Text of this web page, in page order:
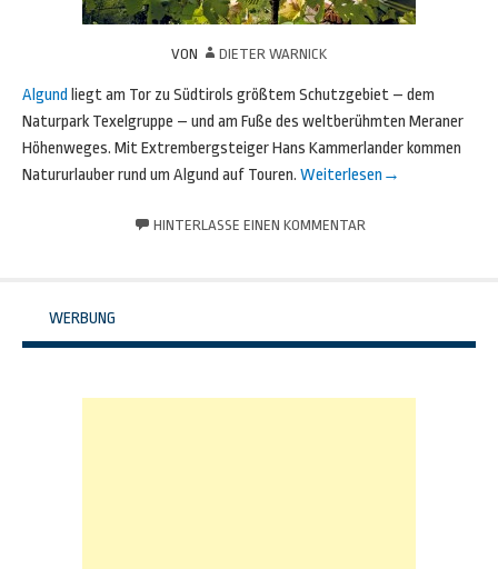
VON DIETER WARNICK
Algund liegt am Tor zu Südtirols größtem Schutzgebiet – dem
Naturpark Texelgruppe – und am Fuße des weltberühmten Meraner
Höhenweges. Mit Extrembergsteiger Hans Kammerlander kommen
Natururlauber rund um Algund auf Touren. Weiterlesen →
HINTERLASSE EINEN KOMMENTAR
WERBUNG